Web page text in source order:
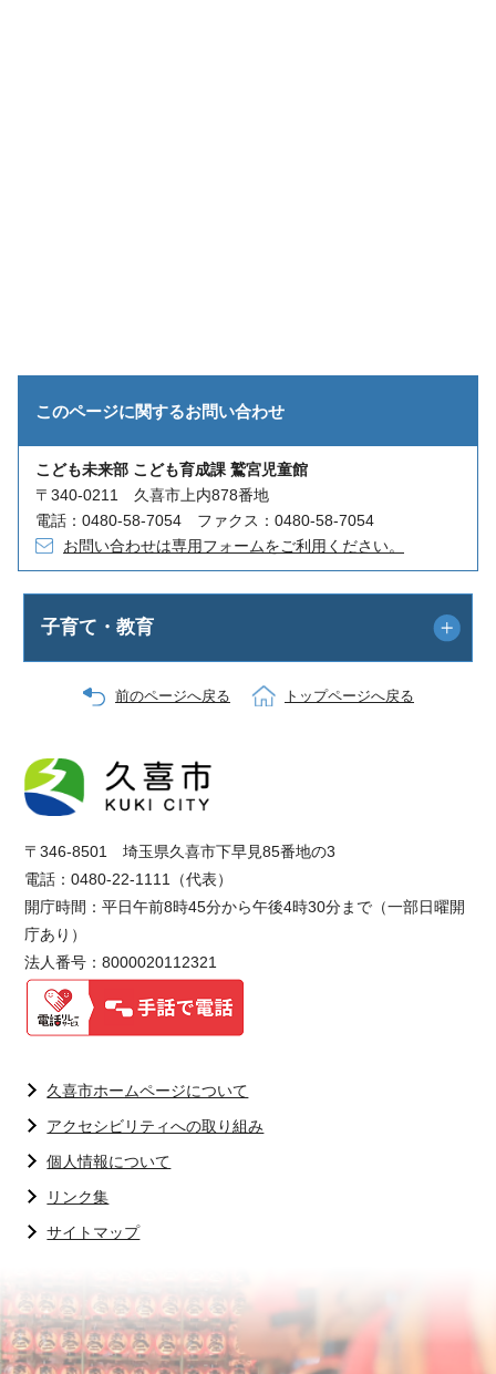
このページに関するお問い合わせ
こども未来部 こども育成課 鷲宮児童館
〒340-0211 久喜市上内878番地
電話：0480-58-7054 ファクス：0480-58-7054
お問い合わせは専用フォームをご利用ください。
子育て・教育
前のページへ戻る トップページへ戻る
〒346-8501 埼玉県久喜市下早見85番地の3
電話：0480-22-1111（代表）
開庁時間：平日午前8時45分から午後4時30分まで（一部日曜開
庁あり）
法人番号：8000020112321
久喜市ホームページについて
アクセシビリティへの取り組み
個人情報について
リンク集
サイトマップ